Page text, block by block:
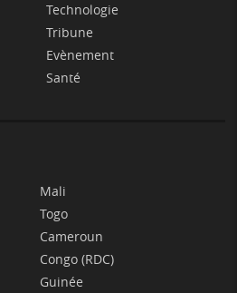
Technologie
Tribune
Evènement
Santé
Mali
Togo
Cameroun
Congo (RDC)
Guinée